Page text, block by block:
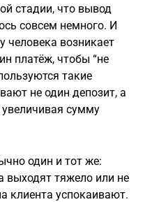
стадии, что вывод
совсем немного. И
человека возникает
платёж, чтобы “не
такие
не один депозит, а
увеличивая сумму
один и тот же:
выходят тяжело или не
клиента успокаивают.